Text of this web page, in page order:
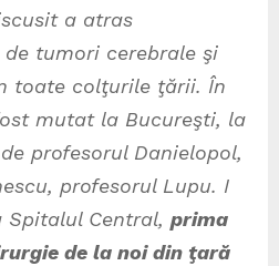
a atras
tumori cerebrale şi
toate colţurile ţării. În
mutat la Bucureşti, la
profesorul Danielopol,
profesorul Lupu. I
Central, prima
de la noi din ţară